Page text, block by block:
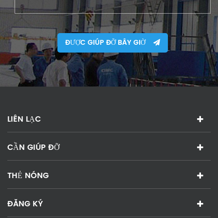
ĐƯỢC GIÚP ĐỠ BÂY GIỜ
LIÊN LẠC
CẦN GIÚP ĐỠ
THẺ NÓNG
ĐĂNG KÝ